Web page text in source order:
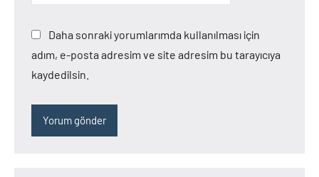
Daha sonraki yorumlarımda kullanılması için
adım, e-posta adresim ve site adresim bu tarayıcıya
kaydedilsin.